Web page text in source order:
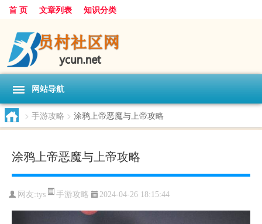
首 页 文章列表 知识分类
网站导航
> 手游攻略 > 涂鸦上帝恶魔与上帝攻略
涂鸦上帝恶魔与上帝攻略
网友:tys 手游攻略 2024-04-26 18:15:44